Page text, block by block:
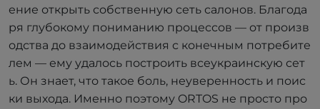
ение открыть собственную сеть салонов. Благода
ря глубокому пониманию процессов — от произв
одства до взаимодействия с конечным потребите
лем — ему удалось построить всеукраинскую сет
ь. Он знает, что такое боль, неуверенность и поис
ки выхода. Именно поэтому ORTOS не просто про